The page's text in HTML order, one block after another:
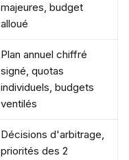
majeures, budget
alloué
Plan annuel chiffré
signé, quotas
individuels, budgets
ventilés
Décisions d'arbitrage,
priorités des 2